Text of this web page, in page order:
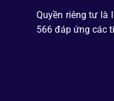
Quyền riêng tư là
566 đáp ứng các